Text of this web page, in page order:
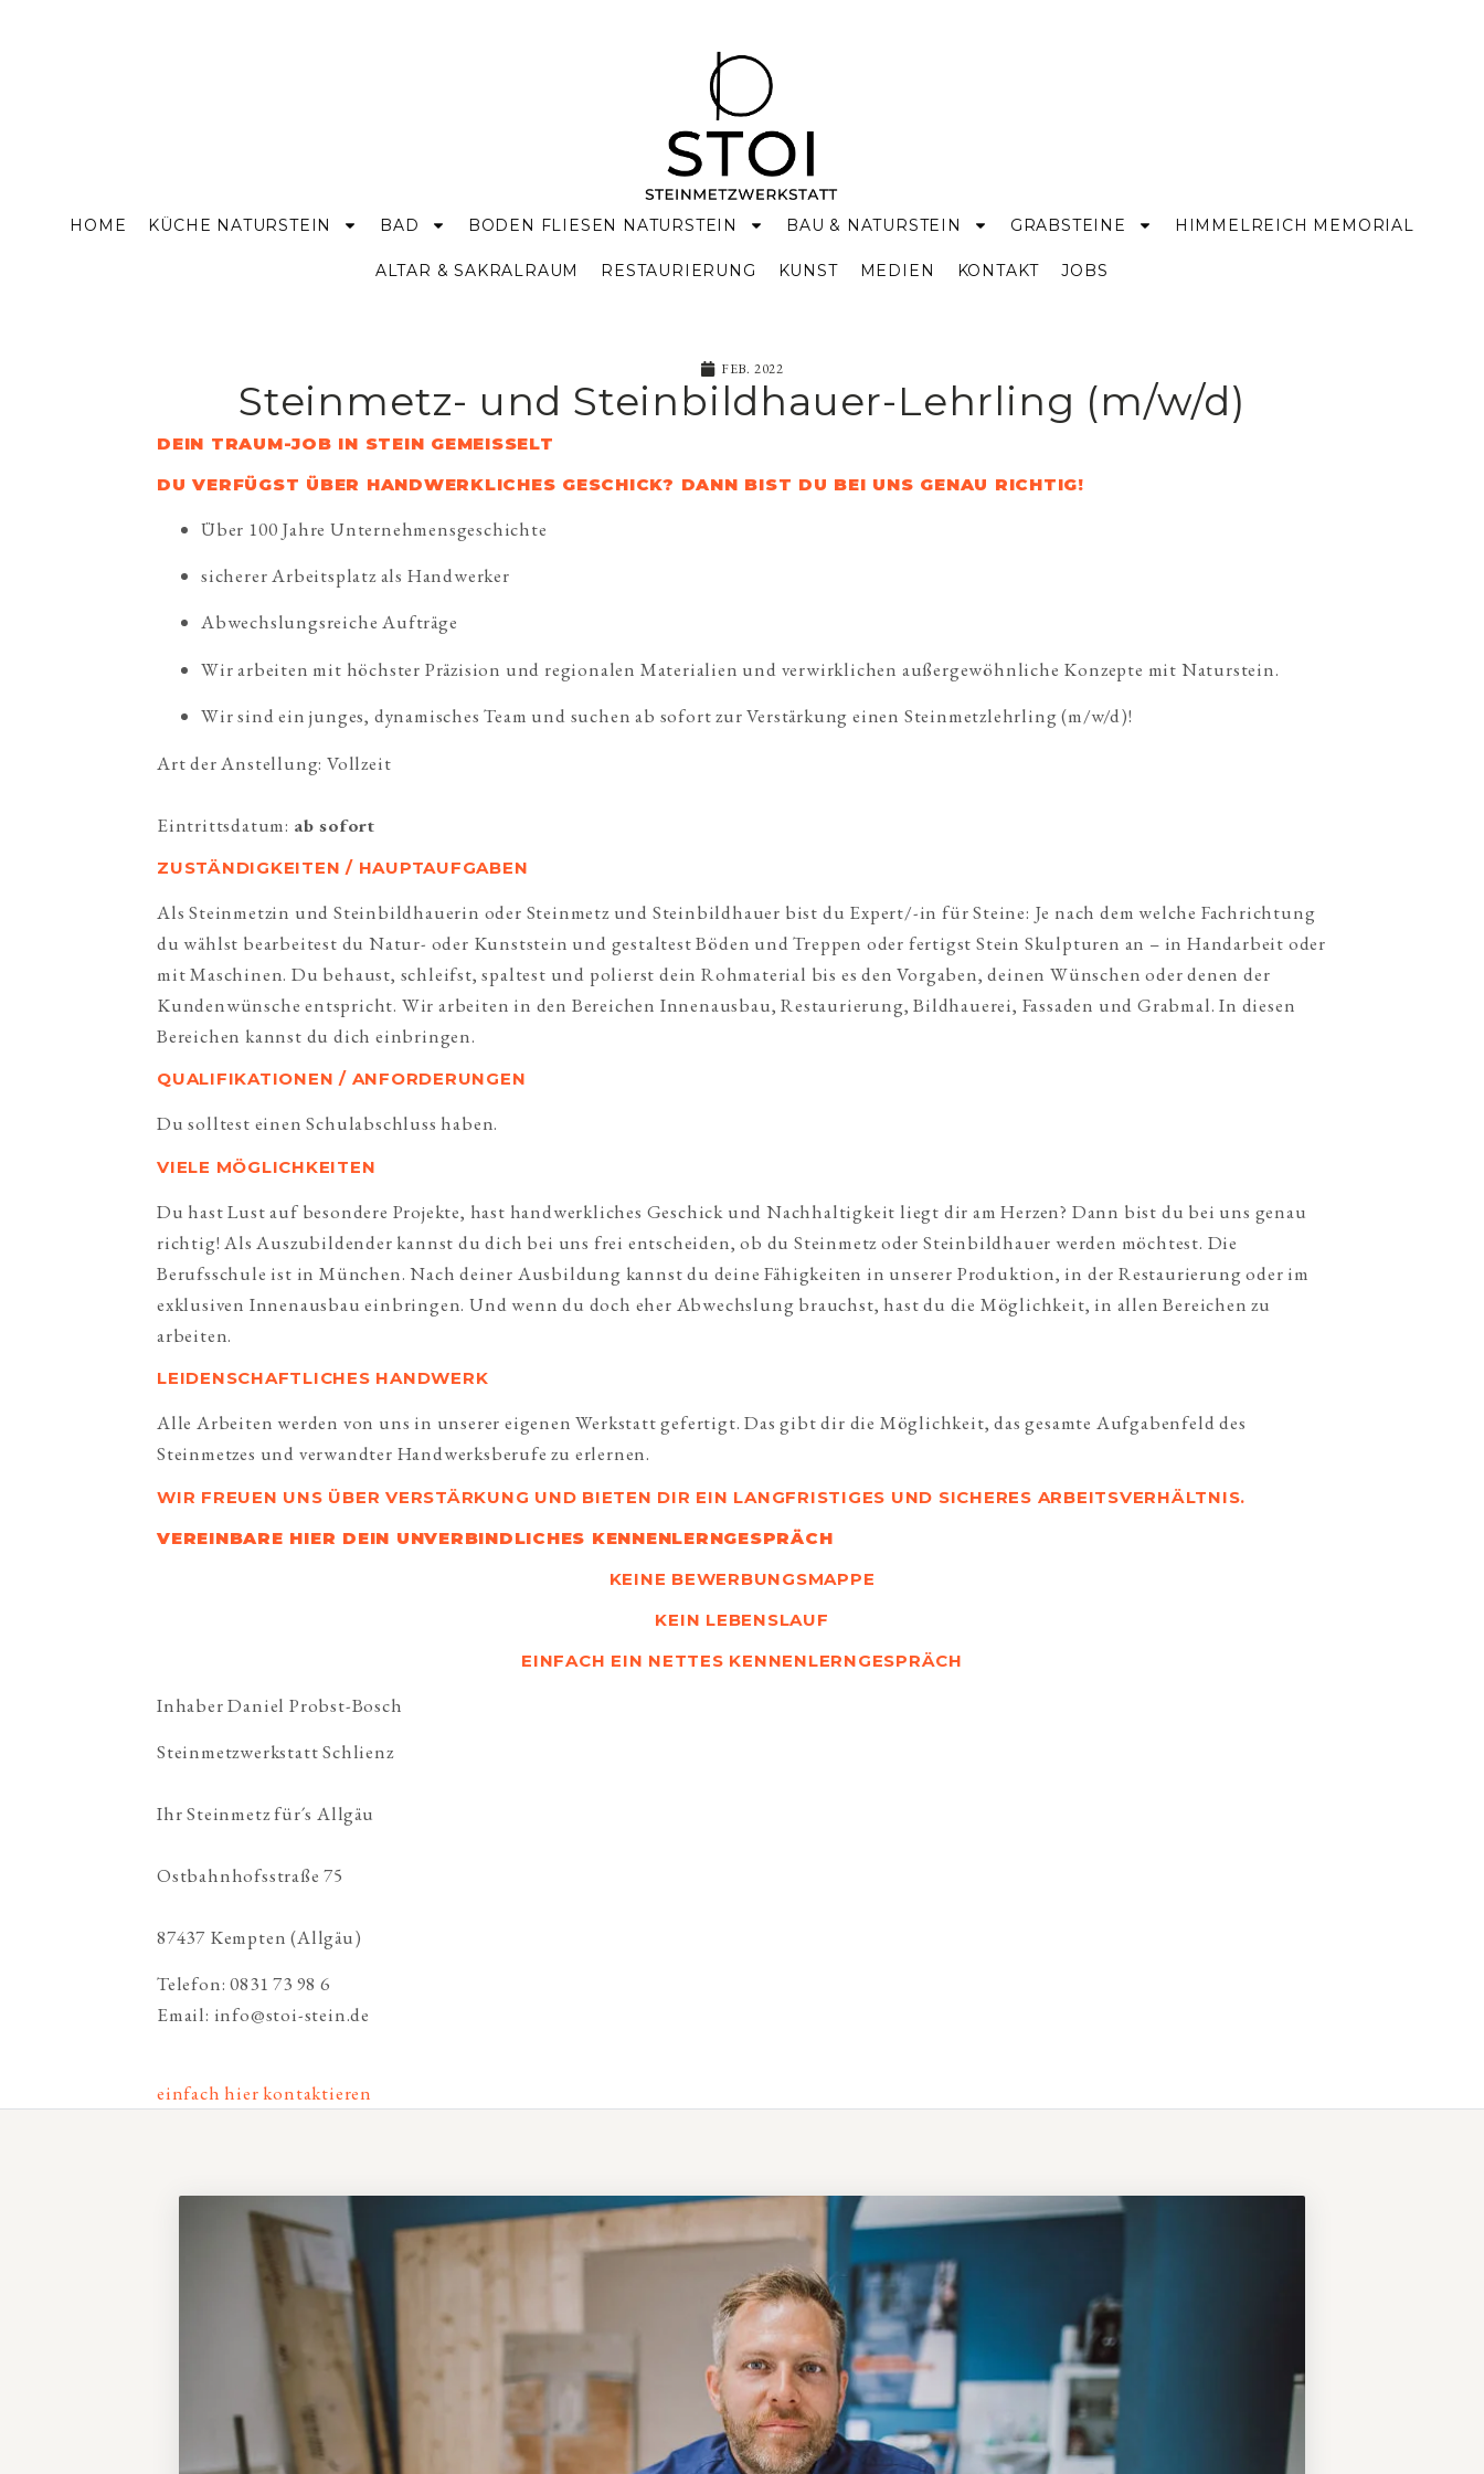
HOME KÜCHE NATURSTEIN BAD BODEN FLIESEN NATURSTEIN BAU & NATURSTEIN GRABSTEINE HIMMELREICH MEMORIAL
ALTAR & SAKRALRAUM RESTAURIERUNG KUNST MEDIEN KONTAKT JOBS
FEB. 2022
Steinmetz- und Steinbildhauer-Lehrling (m/w/d)
DEIN TRAUM-JOB IN STEIN GEMEISSELT
DU VERFÜGST ÜBER HANDWERKLICHES GESCHICK? DANN BIST DU BEI UNS GENAU RICHTIG!
Über 100 Jahre Unternehmensgeschichte
sicherer Arbeitsplatz als Handwerker
Abwechslungsreiche Aufträge
Wir arbeiten mit höchster Präzision und regionalen Materialien und verwirklichen außergewöhnliche Konzepte mit Naturstein.
Wir sind ein junges, dynamisches Team und suchen ab sofort zur Verstärkung einen Steinmetzlehrling (m/w/d)!
Art der Anstellung: Vollzeit
Eintrittsdatum: ab sofort
ZUSTÄNDIGKEITEN / HAUPTAUFGABEN
Als Steinmetzin und Steinbildhauerin oder Steinmetz und Steinbildhauer bist du Expert/-in für Steine: Je nach dem welche Fachrichtung
du wählst bearbeitest du Natur- oder Kunststein und gestaltest Böden und Treppen oder fertigst Stein Skulpturen an – in Handarbeit oder
mit Maschinen. Du behaust, schleifst, spaltest und polierst dein Rohmaterial bis es den Vorgaben, deinen Wünschen oder denen der
Kundenwünsche entspricht. Wir arbeiten in den Bereichen Innenausbau, Restaurierung, Bildhauerei, Fassaden und Grabmal. In diesen
Bereichen kannst du dich einbringen.
QUALIFIKATIONEN / ANFORDERUNGEN
Du solltest einen Schulabschluss haben.
VIELE MÖGLICHKEITEN
Du hast Lust auf besondere Projekte, hast handwerkliches Geschick und Nachhaltigkeit liegt dir am Herzen? Dann bist du bei uns genau
richtig! Als Auszubildender kannst du dich bei uns frei entscheiden, ob du Steinmetz oder Steinbildhauer werden möchtest. Die
Berufsschule ist in München. Nach deiner Ausbildung kannst du deine Fähigkeiten in unserer Produktion, in der Restaurierung oder im
exklusiven Innenausbau einbringen. Und wenn du doch eher Abwechslung brauchst, hast du die Möglichkeit, in allen Bereichen zu
arbeiten.
LEIDENSCHAFTLICHES HANDWERK
Alle Arbeiten werden von uns in unserer eigenen Werkstatt gefertigt. Das gibt dir die Möglichkeit, das gesamte Aufgabenfeld des
Steinmetzes und verwandter Handwerksberufe zu erlernen.
WIR FREUEN UNS ÜBER VERSTÄRKUNG UND BIETEN DIR EIN LANGFRISTIGES UND SICHERES ARBEITSVERHÄLTNIS.
VEREINBARE HIER DEIN UNVERBINDLICHES KENNENLERNGESPRÄCH
KEINE BEWERBUNGSMAPPE
KEIN LEBENSLAUF
EINFACH EIN NETTES KENNENLERNGESPRÄCH
Inhaber Daniel Probst-Bosch
Steinmetzwerkstatt Schlienz
Ihr Steinmetz für´s Allgäu
Ostbahnhofsstraße 75
87437 Kempten (Allgäu)
Telefon: 0831 73 98 6
Email: info@stoi-stein.de
einfach hier kontaktieren